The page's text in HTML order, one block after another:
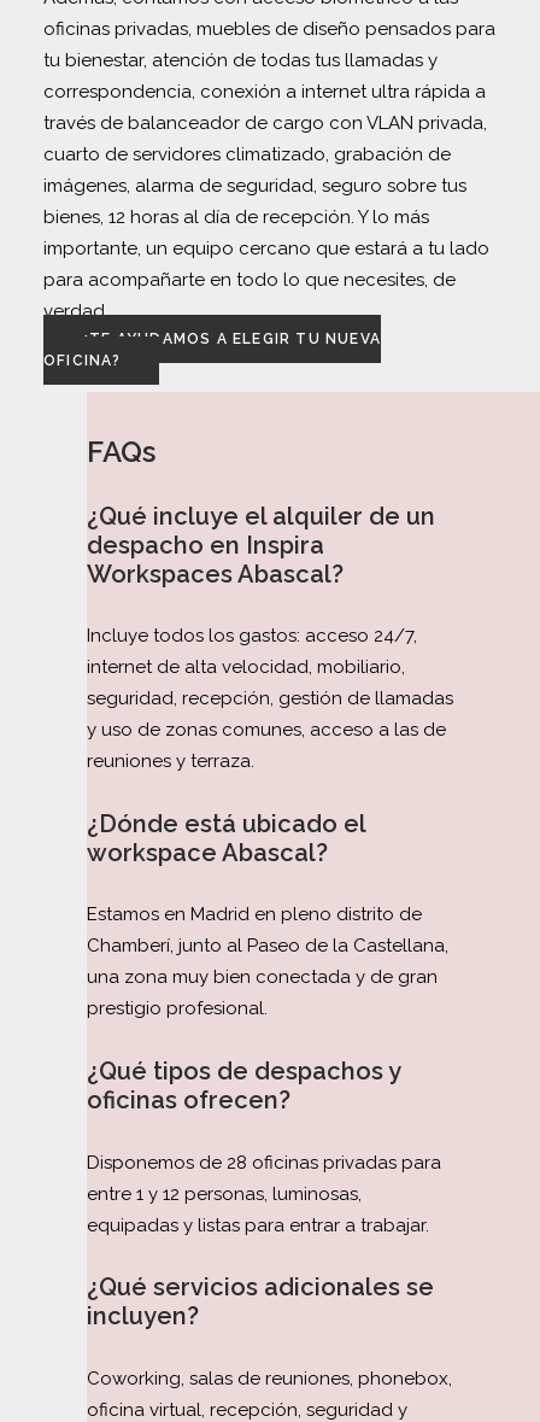
oficinas privadas, muebles de diseño pensados para
tu bienestar, atención de todas tus llamadas y
correspondencia, conexión a internet ultra rápida a
través de balanceador de cargo con VLAN privada,
cuarto de servidores climatizado, grabación de
imágenes, alarma de seguridad, seguro sobre tus
bienes, 12 horas al día de recepción. Y lo más
importante, un equipo cercano que estará a tu lado
para acompañarte en todo lo que necesites, de
verdad.
¿TE AYUDAMOS A ELEGIR TU NUEVA
OFICINA?
FAQs
¿Qué incluye el alquiler de un
despacho en Inspira
Workspaces Abascal?
Incluye todos los gastos: acceso 24/7,
internet de alta velocidad, mobiliario,
seguridad, recepción, gestión de llamadas
y uso de zonas comunes, acceso a las de
reuniones y terraza.
¿Dónde está ubicado el
workspace Abascal?
Estamos en Madrid en pleno distrito de
Chamberí, junto al Paseo de la Castellana,
una zona muy bien conectada y de gran
prestigio profesional.
¿Qué tipos de despachos y
oficinas ofrecen?
Disponemos de 28 oficinas privadas para
entre 1 y 12 personas, luminosas,
equipadas y listas para entrar a trabajar.
¿Qué servicios adicionales se
incluyen?
Coworking, salas de reuniones, phonebox,
oficina virtual, recepción, seguridad y